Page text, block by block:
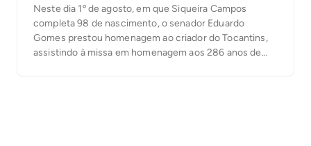
Neste dia 1º de agosto, em que Siqueira Campos
completa 98 de nascimento, o senador Eduardo
Gomes prestou homenagem ao criador do Tocantins,
assistindo à missa em homenagem aos 286 anos de